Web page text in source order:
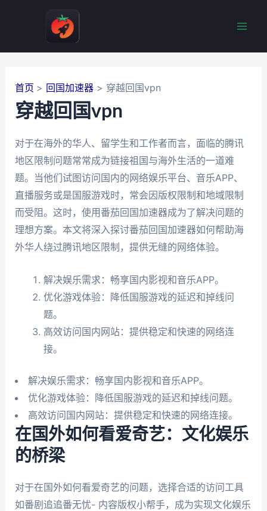
首页 回国加速器 穿越回国vpn
穿越回国vpn
对于在海外的华人、留学生和工作者而言，面临的腾讯
地区限制问题常常成为链接祖国与海外生活的一道难
题。当他们试图访问国内的网络娱乐平台、音乐APP、
直播服务或是国服游戏时，常会因版权限制和地域限制
而受阻。这时，使用番茄回国加速器成为了解决问题的
理想方案。本文将深入探讨番茄回国加速器如何帮助海
外华人绕过腾讯地区限制，提供无缝的网络体验。
解决娱乐需求：畅享国内影视和音乐APP。
优化游戏体验：降低国服游戏的延迟和掉线问
题。
高效访问国内网站：提供稳定和快速的网络连
接。
解决娱乐需求：畅享国内影视和音乐APP。
优化游戏体验：降低国服游戏的延迟和掉线问题。
高效访问国内网站：提供稳定和快速的网络连接。
在国外如何看爱奇艺：文化娱乐
的桥梁
对于在国外如何看爱奇艺的问题，选择合适的访问工具
如番剧追追番无忧- 内容版权小帮手，成为实现文化娱乐